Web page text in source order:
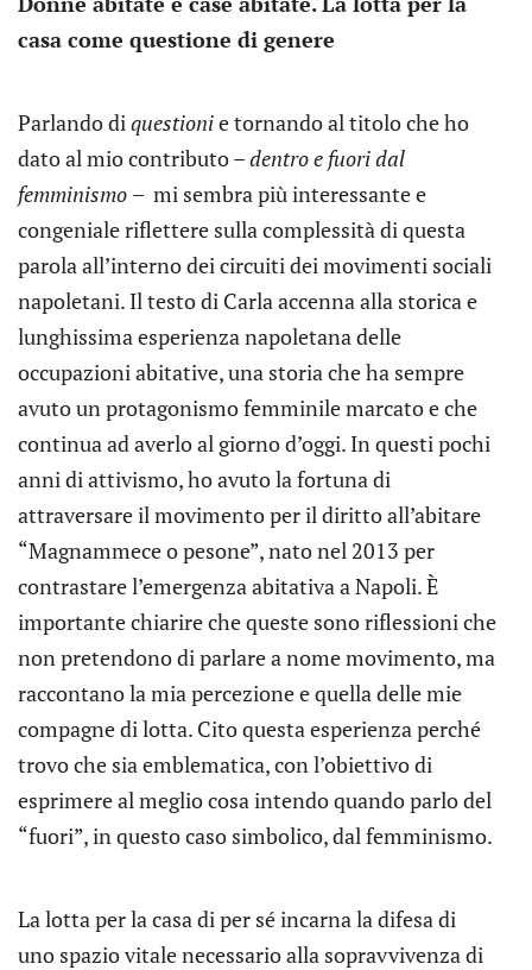
casa come questione di genere
Parlando diquestionie tornando al titolo che ho
dato al mio contributo –dentro e fuori dal
femminismo – mi sembra più interessante e
congeniale riflettere sulla complessità di questa
parola all’interno dei circuiti dei movimenti sociali
napoletani. Il testo di Carla accenna alla storica e
lunghissima esperienza napoletana delle
occupazioni abitative, una storia che ha sempre
avuto un protagonismo femminile marcato e che
continua ad averlo al giorno d’oggi. In questi pochi
anni di attivismo, ho avuto la fortuna di
attraversare il movimento per il diritto all’abitare
“Magnammece o pesone”, nato nel 2013 per
contrastare l’emergenza abitativa a Napoli. È
importante chiarire che queste sono riflessioni che
non pretendono di parlare a nome movimento, ma
raccontano la mia percezione e quella delle mie
compagne di lotta. Cito questa esperienza perché
trovo che sia emblematica, con l’obiettivo di
esprimere al meglio cosa intendo quando parlo del
“fuori”, in questo caso simbolico, dal femminismo.
La lotta per la casa di per sé incarna la difesa di
uno spazio vitale necessario alla sopravvivenza di